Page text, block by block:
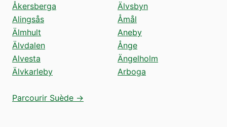
Åkersberga
Alingsås
Älmhult
Älvdalen
Alvesta
Älvkarleby
Älvsbyn
Åmål
Aneby
Ånge
Ängelholm
Arboga
Parcourir Suède →